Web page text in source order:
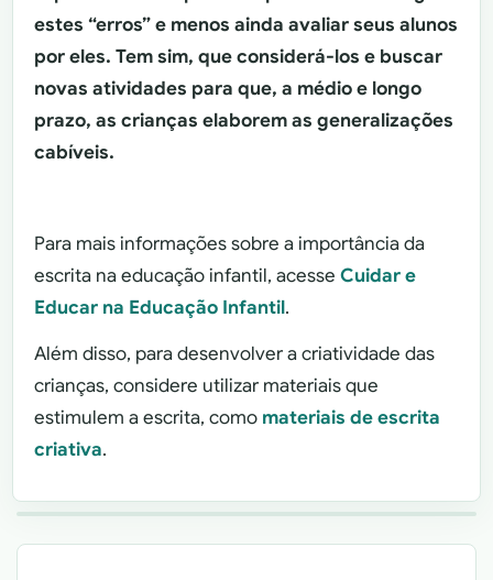
estes “erros” e menos ainda avaliar seus alunos
por eles. Tem sim, que considerá-los e buscar
novas atividades para que, a médio e longo
prazo, as crianças elaborem as generalizações
cabíveis.
Para mais informações sobre a importância da
escrita na educação infantil, acesseCuidar e
Educar na Educação Infantil.
Além disso, para desenvolver a criatividade das
crianças, considere utilizar materiais que
estimulem a escrita, como materiais de escrita
criativa.